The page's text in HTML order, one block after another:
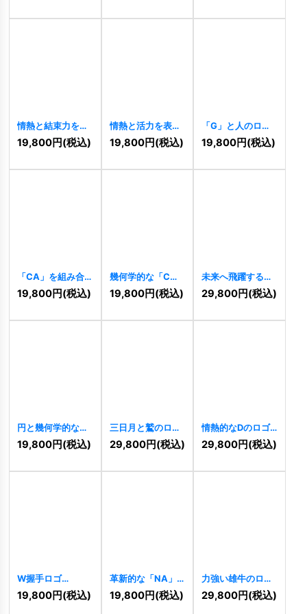
情熱と結束力を象
徴する、キャンプ
ファイヤーのロゴ
19,800円(税込)
情熱と活力を表現
する、Nを象った
菱形のロゴ
19,800円(税込)
「G」と人のロゴ
[8406]
19,800円(税込)
「CA」を組み合
わせたロゴ
8396 ]
19,800円(税込)
幾何学的な「C」
ロゴ[8349]
19,800円(税込)
未来へ飛躍する
「A」のロゴ
8293
29,800円(税込)
円と幾何学的なワ
シのロゴ [8283]
19,800円(税込)
三日月と鷲のロゴ
[8284]
29,800円(税込)
情熱的なDのロゴ
[8277]
29,800円(税込)
W握手ロゴ
[8236]
19,800円(税込)
革新的な「NA」
または「AV」ロゴ
8185]
19,800円(税込)
力強い雄牛のロゴ
[8044]
29,800円(税込)